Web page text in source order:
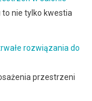
nie tylko kwestia
rozwiązania do
przestrzeni